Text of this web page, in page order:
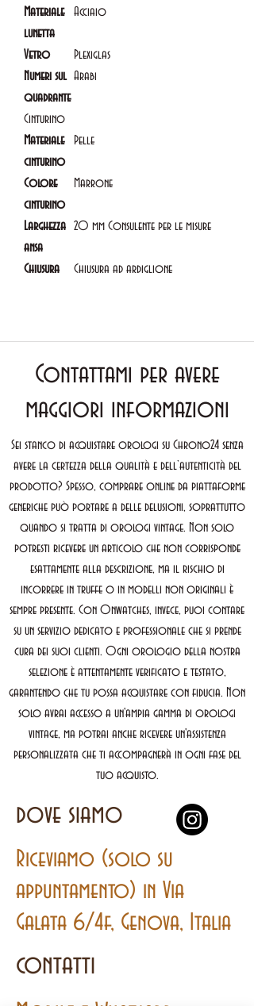
Materiale
lunetta
Acciaio
Vetro
Plexiglas
Numeri sul
quadrante
Arabi
Cinturino
Materiale
cinturino
Pelle
Colore
cinturino
Marrone
Larghezza
ansa
20 mm Consulente per le misure
Chiusura Chiusura ad ardiglione
Contattami per avere
maggiori informazioni
Sei stanco di acquistare orologi su Chrono24 senza
avere la certezza della qualità e dell’autenticità del
prodotto? Spesso, comprare online da piattaforme
generiche può portare a delle delusioni, soprattutto
quando si tratta di orologi vintage. Non solo
potresti ricevere un articolo che non corrisponde
esattamente alla descrizione, ma il rischio di
incorrere in truffe o in modelli non originali è
sempre presente. Con Onwatches, invece, puoi contare
su un servizio dedicato e professionale che si prende
cura dei suoi clienti. Ogni orologio della nostra
selezione è attentamente verificato e testato,
garantendo che tu possa acquistare con fiducia. Non
solo avrai accesso a un'ampia gamma di orologi
vintage, ma potrai anche ricevere un'assistenza
personalizzata che ti accompagnerà in ogni fase del
tuo acquisto.
dove siamo
Riceviamo (solo su
appuntamento) in Via
Galata 6/4f, Genova, Italia
contatti